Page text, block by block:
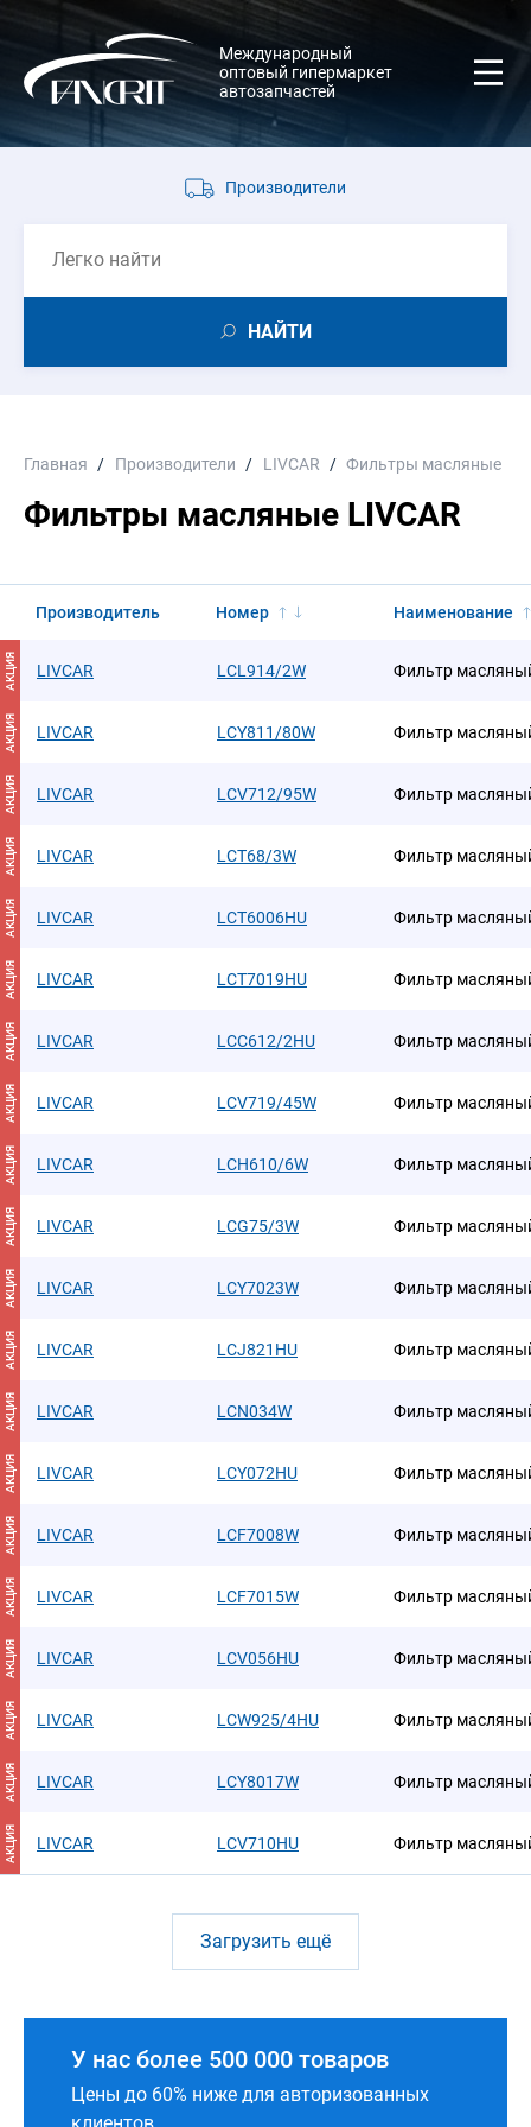
Международный
оптовый гипермаркет
автозапчастей
Производители
НАЙТИ
Главная Производители LIVCAR Фильтры масляные
Фильтры масляные LIVCAR
Производитель Номер Наименование
АКЦИЯ LIVCAR LCL914/2W Фильтр
АКЦИЯ LIVCAR LCY811/80W Фильтр
АКЦИЯ LIVCAR LCV712/95W Фильтр
АКЦИЯ LIVCAR LCT68/3W Фильтр
АКЦИЯ LIVCAR LCT6006HU Фильтр
АКЦИЯ LIVCAR LCT7019HU Фильтр
АКЦИЯ LIVCAR LCC612/2HU Фильтр
АКЦИЯ LIVCAR LCV719/45W Фильтр
АКЦИЯ LIVCAR LCH610/6W Фильтр
АКЦИЯ LIVCAR LCG75/3W Фильтр
АКЦИЯ LIVCAR LCY7023W Фильтр
АКЦИЯ LIVCAR LCJ821HU Фильтр
АКЦИЯ LIVCAR LCN034W Фильтр
АКЦИЯ LIVCAR LCY072HU Фильтр
АКЦИЯ LIVCAR LCF7008W Фильтр
АКЦИЯ LIVCAR LCF7015W Фильтр
АКЦИЯ LIVCAR LCV056HU Фильтр
АКЦИЯ LIVCAR LCW925/4HU Фильтр
АКЦИЯ LIVCAR LCY8017W Фильтр
АКЦИЯ LIVCAR LCV710HU Фильтр
Загрузить ещё
У нас более 500 000 товаров
Цены до 60% ниже для авторизованных